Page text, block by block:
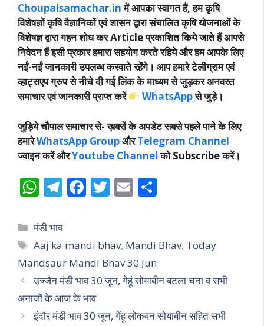
Choupalsamachar.inमें आपका स्वागत हैं, हम कृषि
विशेषज्ञों कृषि वैज्ञानिकों एवं शासन द्वारा संचालित कृषि योजनाओं के
विशेषज्ञ द्वारा गहन शोध कर Article प्रकाशित किये जाते हैं आपसे
निवेदन हैं इसी प्रकार हमारा सहयोग करते रहिये और हम आपके लिए
नईं-नईं जानकारी उपलब्ध करवाते रहेंगे। आप हमारे टेलीग्राम एवं
व्हाट्सएप ग्रुप से नीचे दी गई लिंक के माध्यम से जुड़कर अनवरत
समाचार एवं जानकारी प्राप्त करें
WhatsAppसे जुड़े।
जुड़िये चौपाल समाचार से-ख़बरों के अपडेट सबसे पहले पाने के लिए
हमारेWhatsApp GroupऔरTelegram Channel
ज्वाइन करें औरYoutube Channelको Subscribe करें।
W
at
s
A
p
p
T
e
gr
a
m
F
b
o
o
k
T
er
E
l e
Categories
मंडी भाव
Tags
Aaj ka mandi bhav, Mandi Bhav, Today
Mandsaur Mandi B­hav 30 Jun
उज्जैन मंडी भाव 30 जून, गेहूं सोयाबीन बटला चना व सभी
अनाजों के आज के भाव
इंदौर मंडी भाव 30 जून, गेंहू लोकवन सोयाबीन सहित सभी